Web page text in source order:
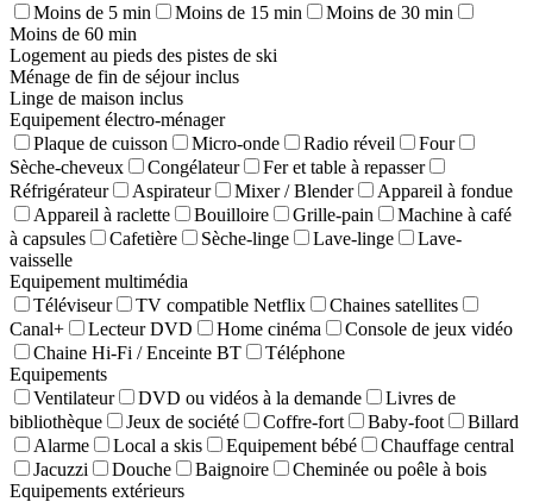
Moins de 5 min
Moins de 15 min
Moins de 30 min
Moins de 60 min
Logement au pieds des pistes de ski
Ménage de fin de séjour inclus
Linge de maison inclus
Equipement électro-ménager
Plaque de cuisson
Micro-onde Radio réveil
Four
Sèche-cheveux
Congélateur
Fer et table à repasser
Réfrigérateur
Aspirateur Mixer / Blender
Appareil à fondue
Appareil à raclette
Bouilloire Grille-pain
Machine à café
à capsules
Cafetière Sèche-linge Lave-linge
Lave-
vaisselle
Equipement multimédia
Téléviseur
TV compatible Netflix
Chaines satellites
Canal+
Lecteur DVD Home cinéma
Console de jeux vidéo
Chaine Hi-Fi / Enceinte BT
Téléphone
Equipements
Ventilateur
DVD ou vidéos à la demande
Livres de
bibliothèque
Jeux de société Coffre-fort Baby-foot
Billard
Alarme
Local a skis Equipement bébé
Chauffage central
Jacuzzi
Douche Baignoire
Cheminée ou poêle à bois
Equipements extérieurs